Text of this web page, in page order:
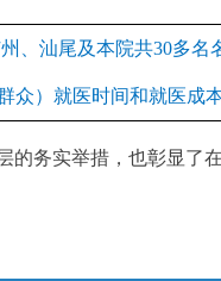
、汕尾及本院共30多
众）就医时间和就医成本
实举措，也彰显了